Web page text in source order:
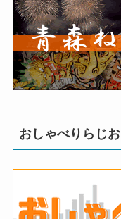
おしゃべりらじお